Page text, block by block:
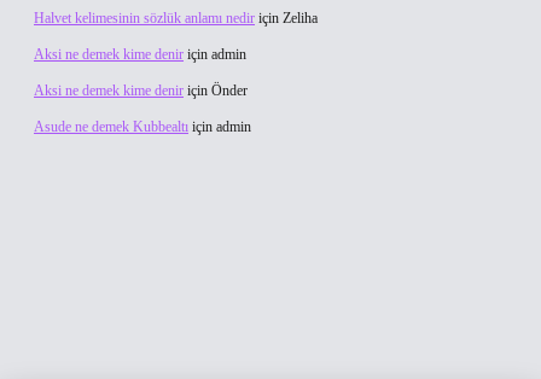
Halvet kelimesinin sözlük anlamı nedir için Zeliha
Aksi ne demek kime denir için admin
Aksi ne demek kime denir için Önder
Asude ne demek Kubbealtı için admin